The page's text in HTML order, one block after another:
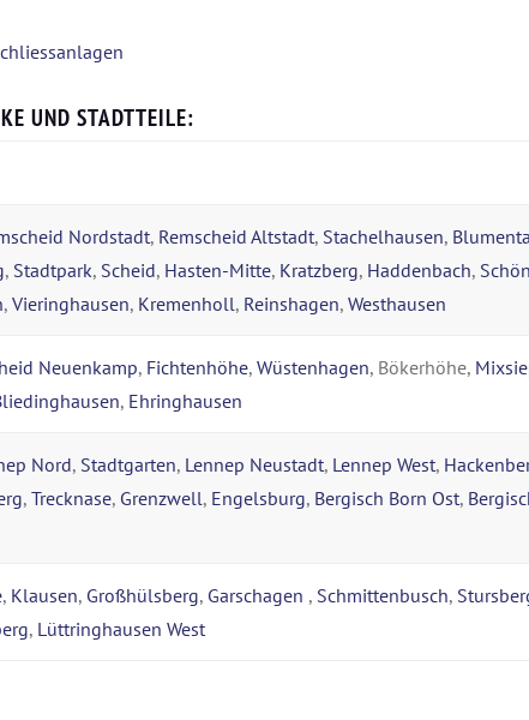
UND STADTTEILE:
Nordstadt, Remscheid Altstadt, Stachelhausen,
, Stadtpark, Scheid, Hasten-Mitte, Kratzberg, Haddenbach,
, Vieringhausen, Kremenholl, Reinshagen, Westhausen
Neuenkamp, Fichtenhöhe, Wüstenhagen, Bökerhöhe,
, Ehringhausen
Nord, Stadtgarten, Lennep Neustadt, Lennep West,
, Trecknase, Grenzwell, Engelsburg, Bergisch Born Ost,
, Klausen, Großhülsberg, Garschagen , Schmittenbusch,
, Lüttringhausen West